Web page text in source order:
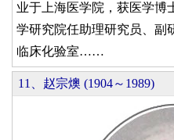
业于上海医学院，获医学博
学研究院任助理研究员、副
临床化验室……
11、赵宗燠 (1904～1989)